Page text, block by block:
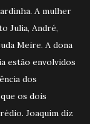
A mulher
Julia, André,
Meire. A dona
estão envolvidos
dos
os dois
Joaquim diz